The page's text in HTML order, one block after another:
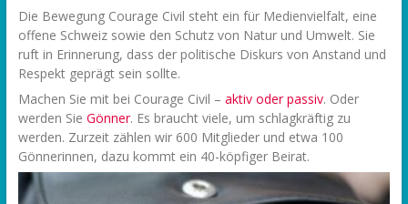
Die Bewegung Courage Civil steht ein für Medienvielfalt, eine
offene Schweiz sowie den Schutz von Natur und Umwelt. Sie
ruft in Erinnerung, dass der politische Diskurs von Anstand und
Respekt geprägt sein sollte.
Machen Sie mit bei Courage Civil – aktiv oder passiv. Oder
werden Sie Gönner. Es braucht viele, um schlagkräftig zu
werden. Zurzeit zählen wir 600 Mitglieder und etwa 100
Gönnerinnen, dazu kommt ein 40-köpfiger Beirat.